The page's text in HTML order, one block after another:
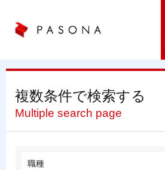
複数条件で検索する
Multiple search page
職種